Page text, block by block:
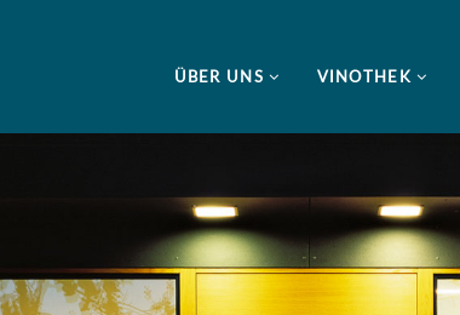
ÜBER UNS VINOTHEK